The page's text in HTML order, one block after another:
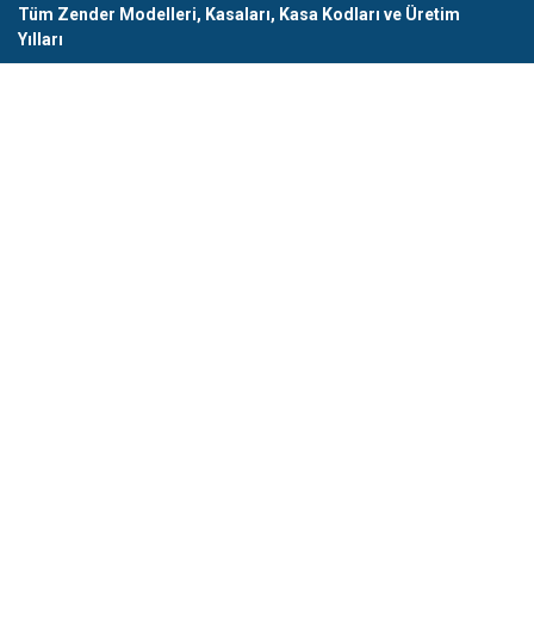
Tüm Zender Modelleri, Kasaları, Kasa Kodları ve Üretim
Yılları